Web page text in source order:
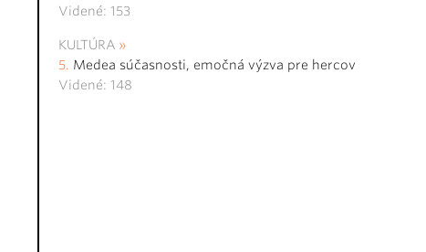
Videné: 153
KULTÚRA
Medea súčasnosti, emočná výzva pre hercov
Videné: 148